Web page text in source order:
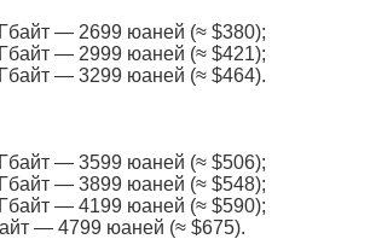
— 2699 юаней (≈ $380);
— 2999 юаней (≈ $421);
— 3299 юаней (≈ $464).
— 3599 юаней (≈ $506);
— 3899 юаней (≈ $548);
— 4199 юаней (≈ $590);
— 4799 юаней (≈ $675).